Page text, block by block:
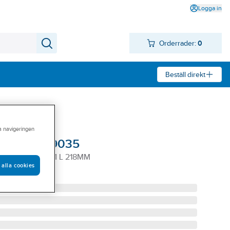
Logga in
Orderrader: 0
Beställ direkt
9029 - 9035
GRIPV 38MM L 218MM
navigeringen
alla cookies